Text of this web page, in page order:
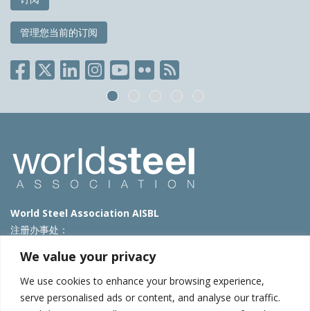
We value your privacy
We use cookies to enhance your browsing experience,
serve personalised ads or content, and analyse our traffic.
管理您当前的订阅
World Steel Association AISBL
注册办事处：
T: +32 2 702 89 00 – E:steel@worldsteel.org